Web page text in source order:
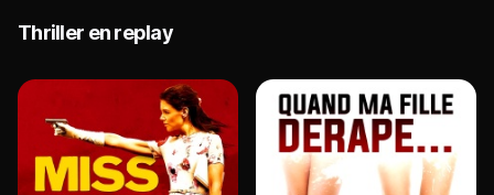
Thriller en replay